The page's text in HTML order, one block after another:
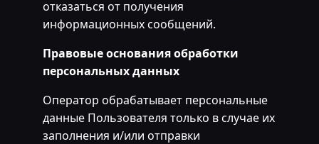
отказаться от получения
информационных сообщений.
Правовые основания обработки
персональных данных
Оператор обрабатывает персональные
данные Пользователя только в случае их
заполнения и/или отправки